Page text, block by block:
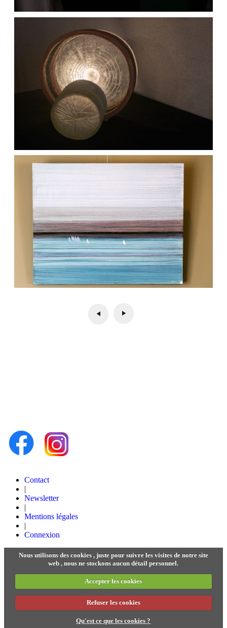
Contact
|
Newsletter
|
Mentions légales
|
Connexion
Nous utilisons des cookies , juste pour suivre les visites de notre site
web , nous ne stockons aucun détail personnel.
Accepter les cookies
Refuser les cookies
Qu'est ce que les cookies ?